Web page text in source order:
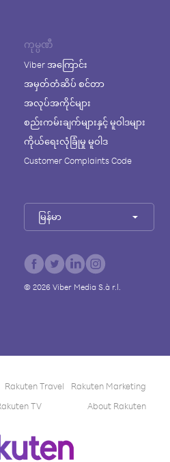
ကုမ္ပဏီ
Viber အကြောင်း
အမှတ်တံဆိပ် စင်တာ
အလုပ်အကိုင်များ
စည်းကမ်းချက်များနှင့် မူဝါဒများ
ကိုယ်ရေးလုံခြုံမှု မူဝါဒ
Customer Complaints Code
မြန်မာ
© 2026Viber Media S.à r.l.
Rakuten Travel
Rakuten Marketing
TV About Rakuten